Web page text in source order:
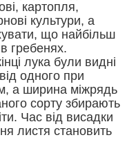
картопля,
культури, а
що найбільш
гребенях.
лука були видні
одного при
а ширина міжрядь
сорту збирають
Час від висадки
листя становить